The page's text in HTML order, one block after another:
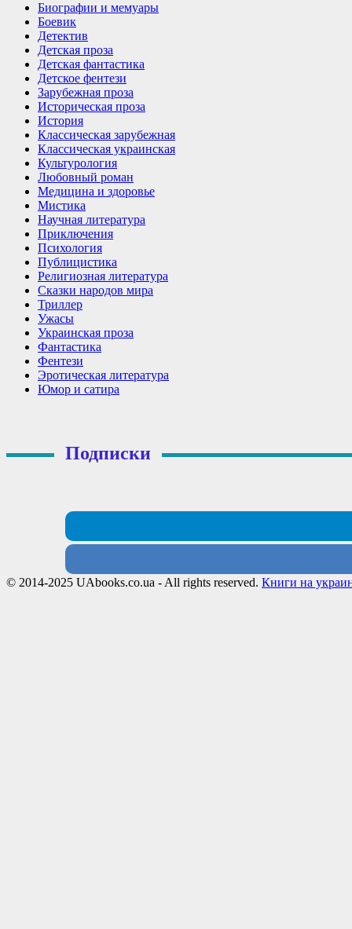
Биографии и мемуары
Боевик
Детектив
Детская проза
Детская фантастика
Детское фентези
Зарубежная проза
Историческая проза
История
Классическая зарубежная
Классическая украинская
Культурология
Любовный роман
Медицина и здоровье
Мистика
Научная литература
Приключения
Психология
Публицистика
Религиозная литература
Сказки народов мира
Триллер
Ужасы
Украинская проза
Фантастика
Фентези
Эротическая литература
Юмор и сатира
Подписки
© 2014-2025 UAbooks.co.ua - All rights reserved. Книги на